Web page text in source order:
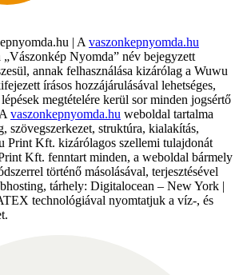
| A vaszonkepnyomda.hu
Nyomda” név bejegyzett
annak felhasználása kizárólag a Wuwu
írásos hozzájárulásával lehetséges,
megtételére kerül sor minden jogsértő
vaszonkepnyomda.hu weboldal tartalma
szövegszerkezet, struktúra, kialakítás,
Print Kft. kizárólagos szellemi tulajdonát
Kft. fenntart minden, a weboldal bármely
történő másolásával, terjesztésével
tárhely: Digitalocean – New York |
technológiával nyomtatjuk a víz-, és